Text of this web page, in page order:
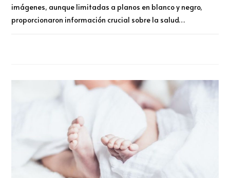
imágenes, aunque limitadas a planos en blanco y negro,
proporcionaron información crucial sobre la salud…